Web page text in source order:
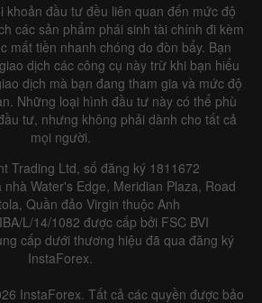
khoản đầu tư đều liên quan đến mức độ
các sản phẩm phái sinh tài chính đi kèm
mất tiền nhanh chóng do đòn bẩy. Bạn
dịch các công cụ này trừ khi bạn hiểu
dịch mà bạn đang tham gia và mức độ
Những loại hình đầu tư này có thể phù
tư, nhưng không phải dành cho tất cả
mọi người.
Trading Ltd, số đăng ký 1811672
Water's Edge, Meridian Plaza, Road
Quần đảo Virgin thuộc Anh
L/14/1082 được cấp bởi FSC BVI
cấp dưới thương hiệu đã qua đăng ký
InstaForex.
InstaForex. Tất cả các quyền được bảo